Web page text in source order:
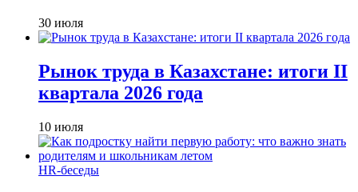
30 июля
Рынок труда в Казахстане: итоги II
квартала 2026 года
10 июля
HR-беседы